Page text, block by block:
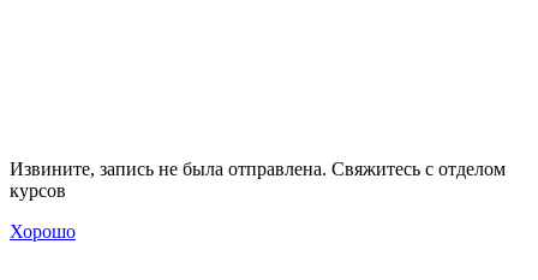
Извините, запись не была отправлена. Свяжитесь с отделом
курсов
Хорошо